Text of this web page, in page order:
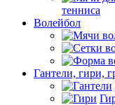
тенниса
Волейбол
Гантели, гири,